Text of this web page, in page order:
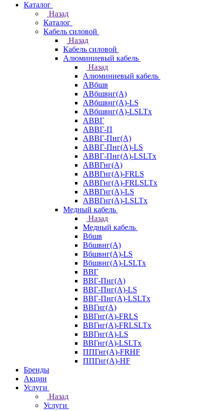
Каталог
Назад
Каталог
Кабель силовой
Назад
Кабель силовой
Алюминиевый кабель
Назад
Алюминиевый кабель
АВбшв
АВбшвнг(А)
АВбшвнг(А)-LS
АВбшвнг(А)-LSLTx
АВВГ
АВВГ-П
АВВГ-Пнг(А)
АВВГ-Пнг(А)-LS
АВВГ-Пнг(А)-LSLTx
АВВГнг(А)
АВВГнг(А)-FRLS
АВВГнг(А)-FRLSLTx
АВВГнг(А)-LS
АВВГнг(А)-LSLTx
Медный кабель
Назад
Медный кабель
Вбшв
Вбшвнг(А)
Вбшвнг(А)-LS
Вбшвнг(А)-LSLTx
ВВГ
ВВГ-Пнг(А)
ВВГ-Пнг(А)-LS
ВВГ-Пнг(А)-LSLTx
ВВГнг(А)
ВВГнг(А)-FRLS
ВВГнг(А)-FRLSLTx
ВВГнг(А)-LS
ВВГнг(А)-LSLTx
ППГнг(А)-FRHF
ППГнг(А)-HF
Бренды
Акции
Услуги
Назад
Услуги